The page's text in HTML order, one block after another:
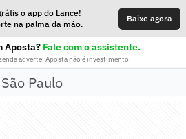
o app do Lance!
na palma da mão.
Baixe agora
Aposta? Fale com o assistente.
adverte: Aposta não é investimento
São Paulo